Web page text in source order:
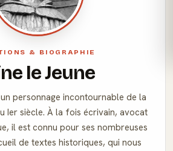
& BIOGRAPHIE
le Jeune
personnage incontournable de la
Ier siècle. À la fois écrivain, avocat
il est connu pour ses nombreuses
de textes historiques, qui nous